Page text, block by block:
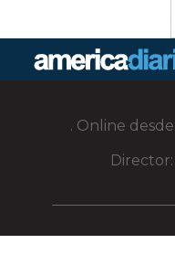
. Online
Director: